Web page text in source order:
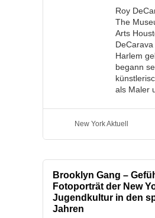
Roy
The
Arts
Harlem
begann
als Maler
New York Aktuell
Brooklyn Gang –
Fotoporträt der New
Jugendkultur in den
Jahren